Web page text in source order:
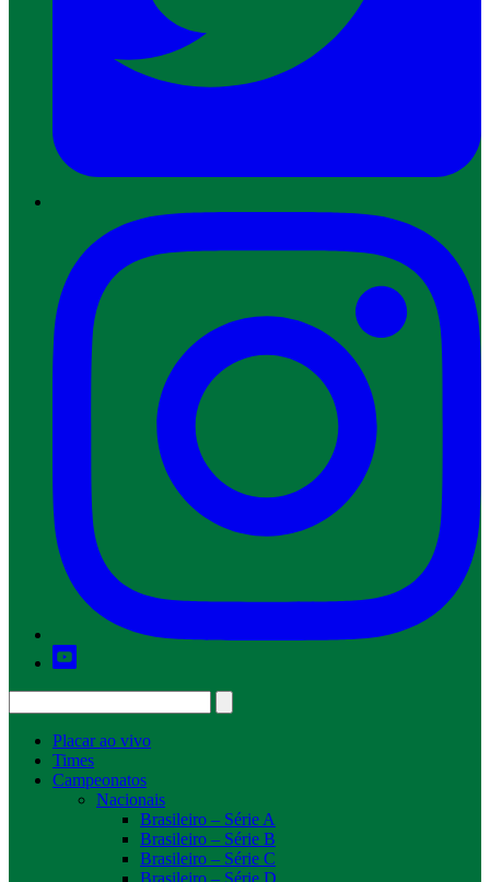
Placar ao vivo
Times
Campeonatos
Nacionais
Brasileiro – Série A
Brasileiro – Série B
Brasileiro – Série C
Brasileiro – Série D